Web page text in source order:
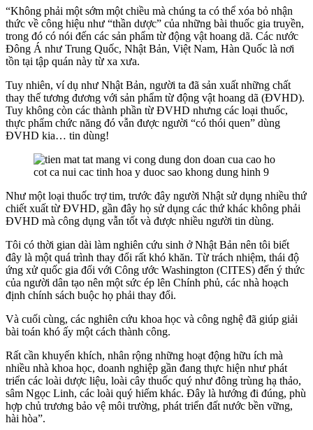
“Không phải một sớm một chiều mà chúng ta có thể xóa bỏ nhận
thức về công hiệu như “thần dược” của những bài thuốc gia truyền,
trong đó có nói đến các sản phẩm từ động vật hoang dã. Các nước
Đông Á như Trung Quốc, Nhật Bản, Việt Nam, Hàn Quốc là nơi
tồn tại tập quán này từ xa xưa.
Tuy nhiên, ví dụ như Nhật Bản, người ta đã sản xuất những chất
thay thế tương đương với sản phẩm từ động vật hoang dã (ĐVHD).
Tuy không còn các thành phần từ ĐVHD nhưng các loại thuốc,
thực phẩm chức năng đó vẫn được người “có thói quen” dùng
ĐVHD kia… tin dùng!
Như một loại thuốc trợ tim, trước đây người Nhật sử dụng nhiều thứ
chiết xuất từ ĐVHD, gần đây họ sử dụng các thứ khác không phải
ĐVHD mà công dụng vẫn tốt và được nhiều người tin dùng.
Tôi có thời gian dài làm nghiên cứu sinh ở Nhật Bản nên tôi biết
đây là một quá trình thay đổi rất khó khăn. Từ trách nhiệm, thái độ
ứng xử quốc gia đối với Công ước Washington (CITES) đến ý thức
của người dân tạo nên một sức ép lên Chính phủ, các nhà hoạch
định chính sách buộc họ phải thay đổi.
Và cuối cùng, các nghiên cứu khoa học và công nghệ đã giúp giải
bài toán khó ấy một cách thành công.
Rất cần khuyến khích, nhân rộng những hoạt động hữu ích mà
nhiều nhà khoa học, doanh nghiệp gần đang thực hiện như phát
triển các loài dược liệu, loài cây thuốc quý như đông trùng hạ thảo,
sâm Ngọc Linh, các loài quý hiếm khác. Đây là hướng đi đúng, phù
hợp chủ trương bảo vệ môi trường, phát triển đất nước bền vững,
hài hòa”.